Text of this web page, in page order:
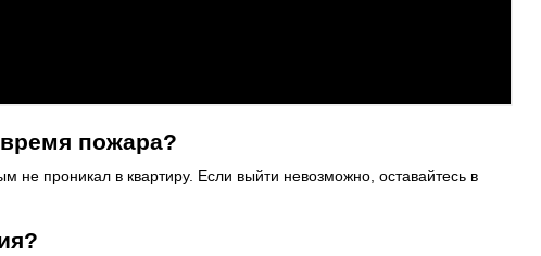
пожара?
не проникал в квартиру. Если выйти невозможно, оставайтесь в